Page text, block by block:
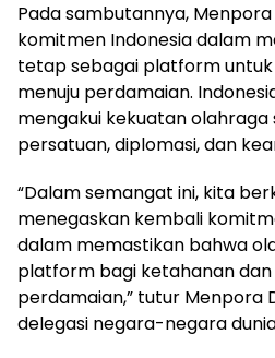
Pada sambutannya,
komitmen Indonesia dalam
tetap sebagai platform
menuju perdamaian.
mengakui kekuatan
persatuan, diplomasi, dan
“Dalam semangat ini, kita
menegaskan kembali
dalam memastikan bahwa
platform bagi ketahanan dan
perdamaian,” tutur Menpora
delegasi negara-negara